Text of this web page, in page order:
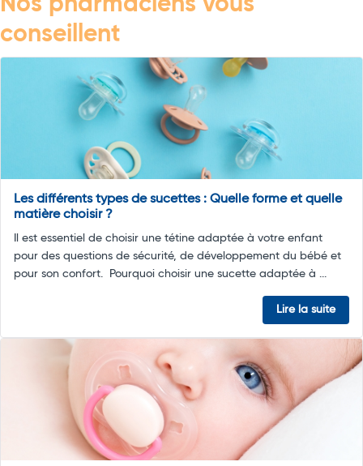
conseillent
Les différents types de sucettes : Quelle forme et quelle
matière choisir ?
Il est essentiel de choisir une tétine adaptée à votre enfant
pour des questions de sécurité, de développement du bébé et
pour son confort. Pourquoi choisir une sucette adaptée à ...
Lire la suite